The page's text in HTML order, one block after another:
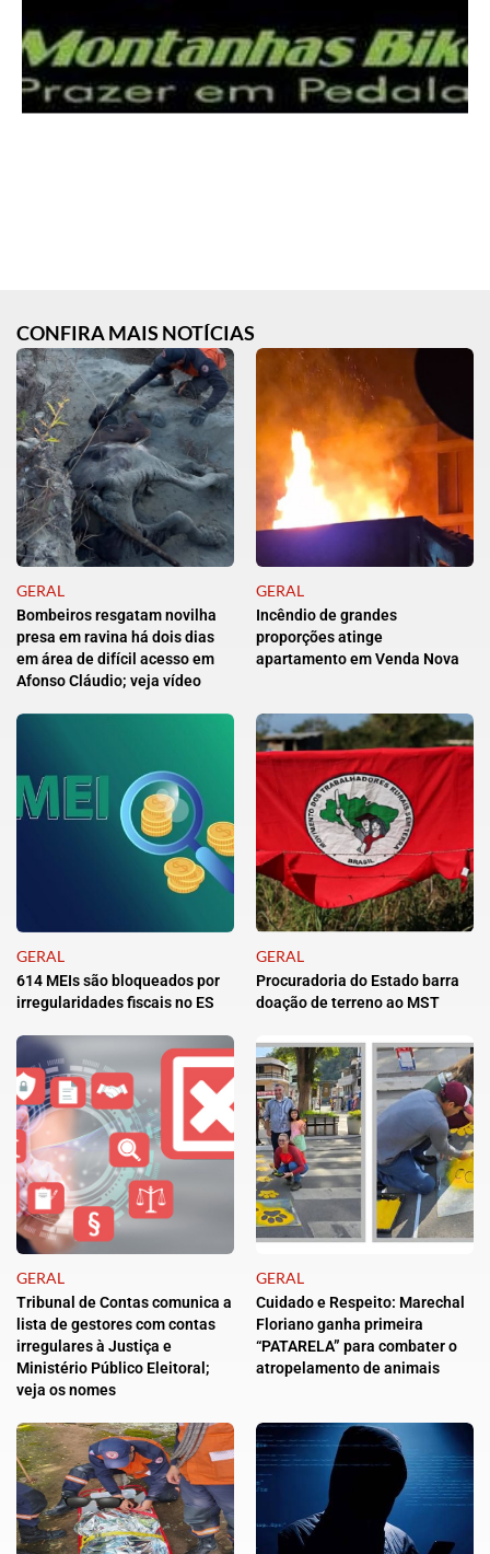
CONFIRA MAIS NOTÍCIAS
GERAL
Bombeiros resgatam novilha
presa em ravina há dois dias
em área de difícil acesso em
Afonso Cláudio; veja vídeo
GERAL
Incêndio de grandes
proporções atinge
apartamento em Venda Nova
GERAL
614 MEIs são bloqueados por
irregularidades fiscais no ES
GERAL
Procuradoria do Estado barra
doação de terreno ao MST
GERAL
Tribunal de Contas comunica a
lista de gestores com contas
irregulares à Justiça e
Ministério Público Eleitoral;
veja os nomes
GERAL
Cuidado e Respeito: Marechal
Floriano ganha primeira
“PATARELA” para combater o
atropelamento de animais